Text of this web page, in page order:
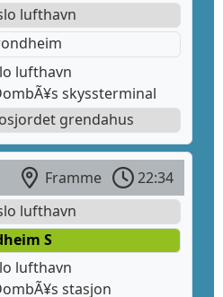
lufthavn
lufthavn
skyssterminal
grendahus
Framme
22:34
lufthavn
S
lufthavn
stasjon